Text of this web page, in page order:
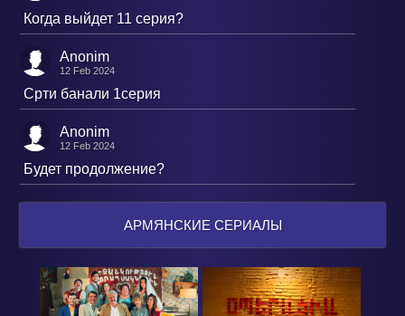
Когда выйдет 11 серия?
Anonim
12 Feb 2024
Срти банали 1серия
Anonim
12 Feb 2024
Будет продолжение?
АРМЯНСКИЕ СЕРИАЛЫ